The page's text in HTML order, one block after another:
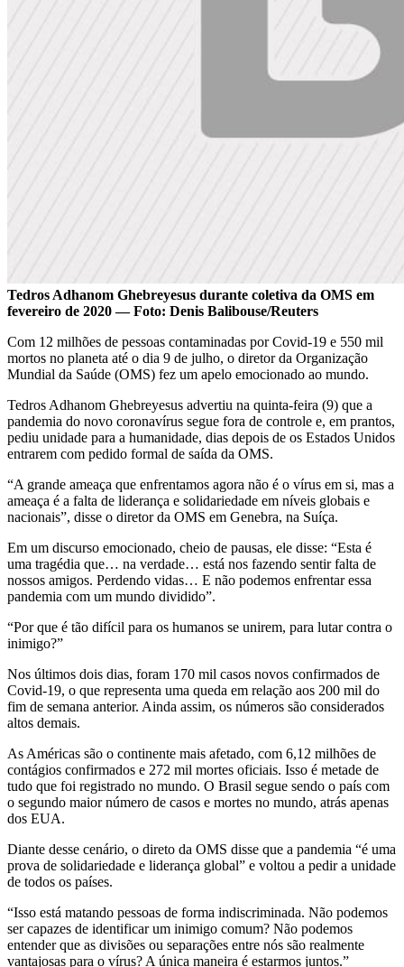
Tedros Adhanom Ghebreyesus durante coletiva da OMS em
fevereiro de 2020 — Foto: Denis Balibouse/Reuters
Com 12 milhões de pessoas contaminadas por Covid-19 e 550 mil
mortos no planeta até o dia 9 de julho, o diretor da Organização
Mundial da Saúde (OMS) fez um apelo emocionado ao mundo.
Tedros Adhanom Ghebreyesus advertiu na quinta-feira (9) que a
pandemia do novo coronavírus segue fora de controle e, em prantos,
pediu unidade para a humanidade, dias depois de os Estados Unidos
entrarem com pedido formal de saída da OMS.
“A grande ameaça que enfrentamos agora não é o vírus em si, mas a
ameaça é a falta de liderança e solidariedade em níveis globais e
nacionais”, disse o diretor da OMS em Genebra, na Suíça.
Em um discurso emocionado, cheio de pausas, ele disse: “Esta é
uma tragédia que… na verdade… está nos fazendo sentir falta de
nossos amigos. Perdendo vidas… E não podemos enfrentar essa
pandemia com um mundo dividido”.
“Por que é tão difícil para os humanos se unirem, para lutar contra o
inimigo?”
Nos últimos dois dias, foram 170 mil casos novos confirmados de
Covid-19, o que representa uma queda em relação aos 200 mil do
fim de semana anterior. Ainda assim, os números são considerados
altos demais.
As Américas são o continente mais afetado, com 6,12 milhões de
contágios confirmados e 272 mil mortes oficiais. Isso é metade de
tudo que foi registrado no mundo. O Brasil segue sendo o país com
o segundo maior número de casos e mortes no mundo, atrás apenas
dos EUA.
Diante desse cenário, o direto da OMS disse que a pandemia “é uma
prova de solidariedade e liderança global” e voltou a pedir a unidade
de todos os países.
“Isso está matando pessoas de forma indiscriminada. Não podemos
ser capazes de identificar um inimigo comum? Não podemos
entender que as divisões ou separações entre nós são realmente
vantajosas para o vírus? A única maneira é estarmos juntos.”